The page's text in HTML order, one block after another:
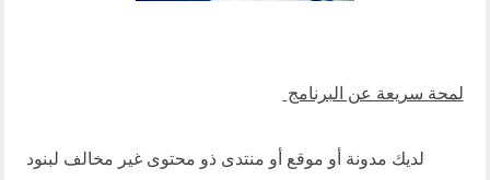
لمحة سريعة عن البرنامج
لديك مدونة أو موقع أو منتدى ذو محتوى غير مخالف لبنود